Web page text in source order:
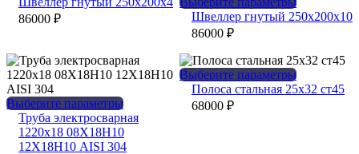
Опции
можно
на
странице
товара.
86000 ₽
товар
вариаций.
Опции
можно
Швеллер гнутый 250х200х10
86000 ₽
Выберите параметрыЭтот
товар
имеет
несколько
Труба электросварная
1220х18 08Х18Н10
12Х18Н10 AISI 304
Выберите параметрыЭтот
товар
Полоса стальная 25х32 ст45
68000 ₽